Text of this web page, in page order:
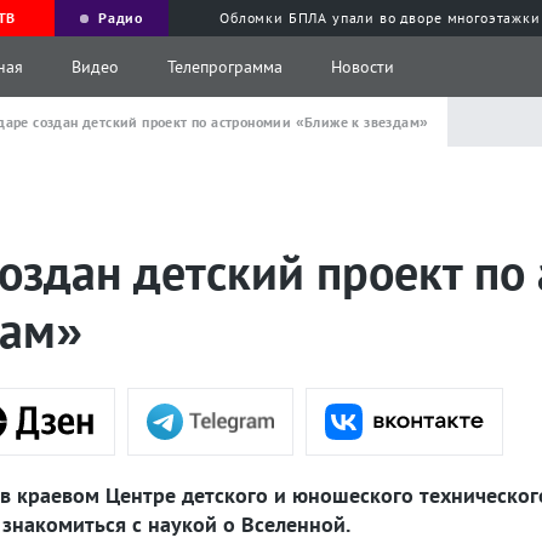
Радио Обломки БПЛА упали во дворе многоэтажки
Видео Телепрограмма Новости
создан детский проект по астрономии «Ближе к звездам»
детский проект
Центре детского и юношеского
с наукой о Вселенной.